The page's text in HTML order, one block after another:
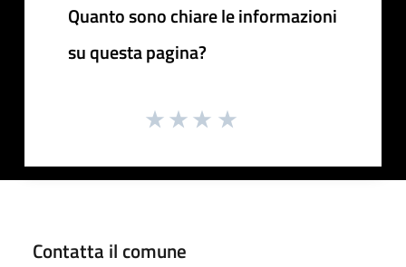
Quanto sono chiare le informazioni
su questa pagina?
Contatta il comune